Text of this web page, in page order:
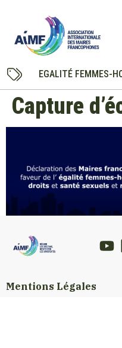
EGALITÉ FEMMES-
Capture
Mentions Légales